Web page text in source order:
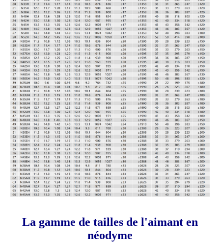
La gamme de tailles de l'aimant en
néodyme